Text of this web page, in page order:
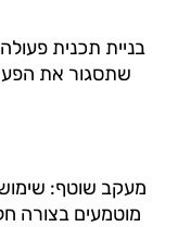
בניית תכנית
שתסגור את
מעקב שוטף: שימוש
מוטמעים בצורה